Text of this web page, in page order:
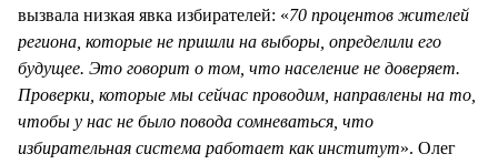
вызвала низкая явка избирателей: «70 процентов жителей
региона, которые не пришли на выборы, определили его
будущее. Это говорит о том, что население не доверяет.
Проверки, которые мы сейчас проводим, направлены на то,
чтобы у нас не было повода сомневаться, что
избирательная система работает как институт». Олег